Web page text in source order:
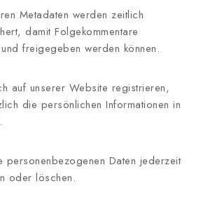
Metadaten werden zeitlich
damit Folgekommentare
freigegeben werden können.
auf unserer Website registrieren,
die persönlichen Informationen in
personenbezogenen Daten jederzeit
oder löschen.